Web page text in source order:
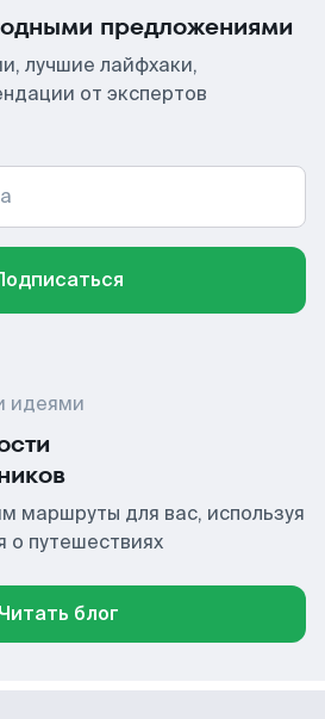
предложениями
лучшие лайфхаки,
от экспертов
идеями
маршруты для вас, используя
о путешествиях
Читать блог